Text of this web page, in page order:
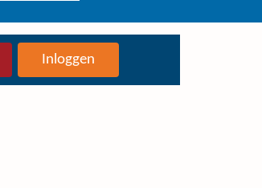
Inloggen